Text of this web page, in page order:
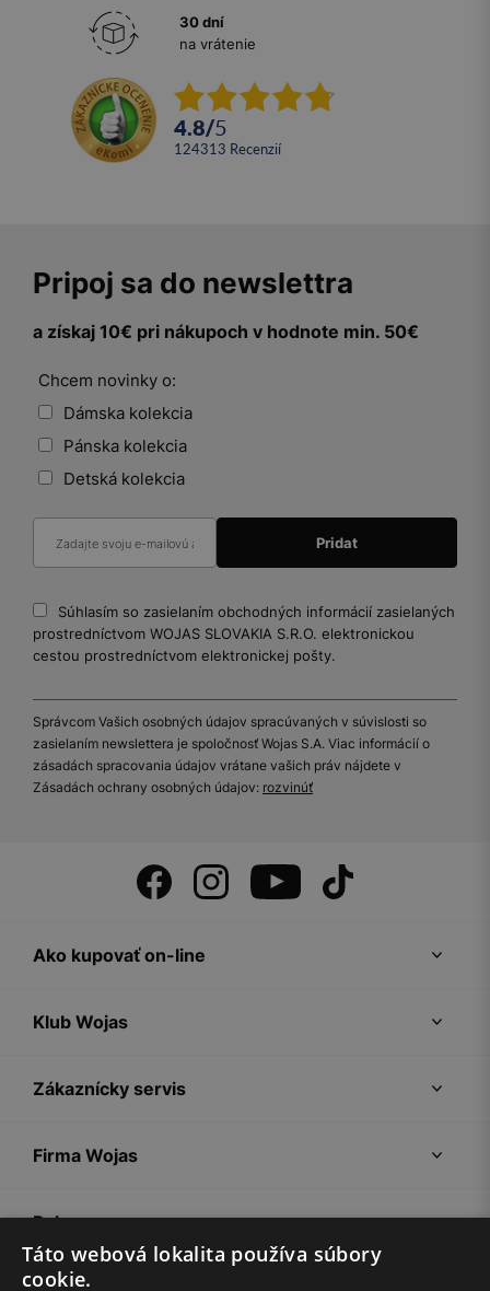
30 dní
na vrátenie
4.8/5
124313 recenzií
Pripoj sa do newslettra
a získaj 10€ pri nákupoch v hodnote min. 50€
Chcem novinky o:
Dámska kolekcia
Pánska kolekcia
Detská kolekcia
Súhlasím so zasielaním obchodných informácií zasielaných
prostredníctvom WOJAS SLOVAKIA S.R.O. elektronickou
cestou prostredníctvom elektronickej pošty.
Správcom Vašich osobných údajov spracúvaných v súvislosti so
zasielaním newslettera je spoločnosť Wojas S.A. Viac informácií o
zásadách spracovania údajov vrátane vašich práv nájdete v
Zásadách ochrany osobných údajov: rozvinúť
Ako kupovať on-line
Klub Wojas
Zákaznícky servis
Firma Wojas
Pokyny
Táto webová lokalita používa súbory
cookie.